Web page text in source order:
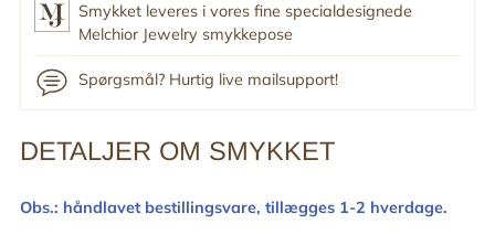
Smykket leveres i vores fine specialdesignede
Melchior Jewelry smykkepose
Spørgsmål? Hurtig live mailsupport!
Tilføj
til
DETALJER OM SMYKKET
Obs.: håndlavet bestillingsvare, tillægges 1-2 hverdage.